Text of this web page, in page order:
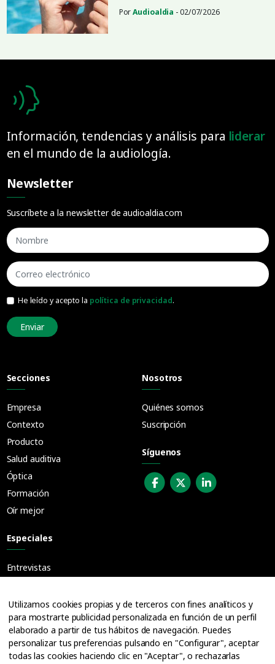
PorAudioaldia - 02/07/2026
Información, tendencias y análisis para liderar
en el mundo de la audiología.
Newsletter
Suscríbete a la newsletter de audioaldia.com
He leído y acepto la política de privacidad.
Enviar
Secciones
Empresa
Contexto
Producto
Salud auditiva
Óptica
Formación
Oír mejor
Especiales
Entrevistas
Cuadernos
Ofertas de empleo
Nosotros
Quiénes somos
Suscripción
Síguenos
Utilizamos cookies propias y de terceros con fines analíticos y
para mostrarte publicidad personalizada en función de un perfil
elaborado a partir de tus hábitos de navegación. Puedes
personalizar tus preferencias pulsando en "Configurar", aceptar
todas las cookies haciendo clic en "Aceptar", o rechazarlas